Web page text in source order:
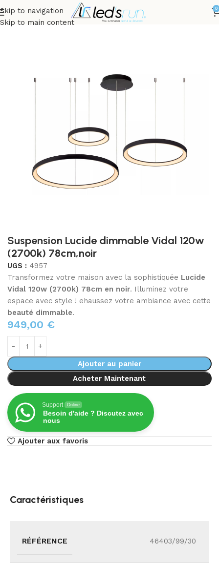
Skip to navigation
Skip to main content
0
Accueil INTÉRIEUR Suspensions
Suspension Lucide dimmable Vidal 120w
(2700k) 78cm,noir
UGS : 4957
Transformez votre maison avec la sophistiquée Lucide
Vidal 120w (2700k) 78cm en noir. Illuminez votre
espace avec style ! ehaussez votre ambiance avec cette
beauté dimmable.
949,00 €
Ajouter au panier
Acheter Maintenant
Support Online
Besoin d'aide ? Discutez avec
nous
Ajouter aux favoris
Caractéristiques
RÉFÉRENCE 46403/99/30